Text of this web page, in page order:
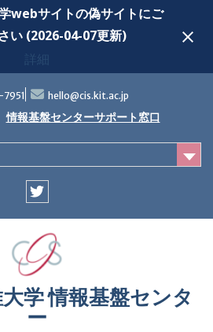
学webサイトの偽サイトにご
い (2026-04-07更新)
詳細
hello@cis.kit.ac.jp
情報基盤センターサポート窓口
学 情報基盤センタ
ー